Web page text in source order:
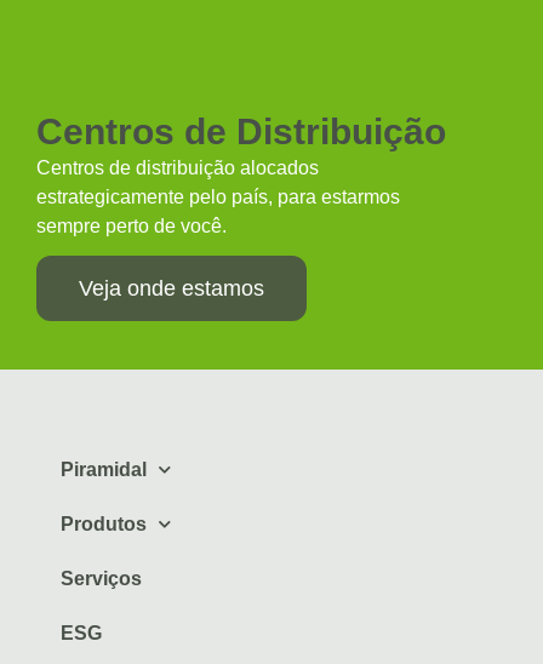
Centros de Distribuição
Centros de distribuição alocados
estrategicamente pelo país, para estarmos
sempre perto de você.
Veja onde estamos
Piramidal
Produtos
Serviços
ESG